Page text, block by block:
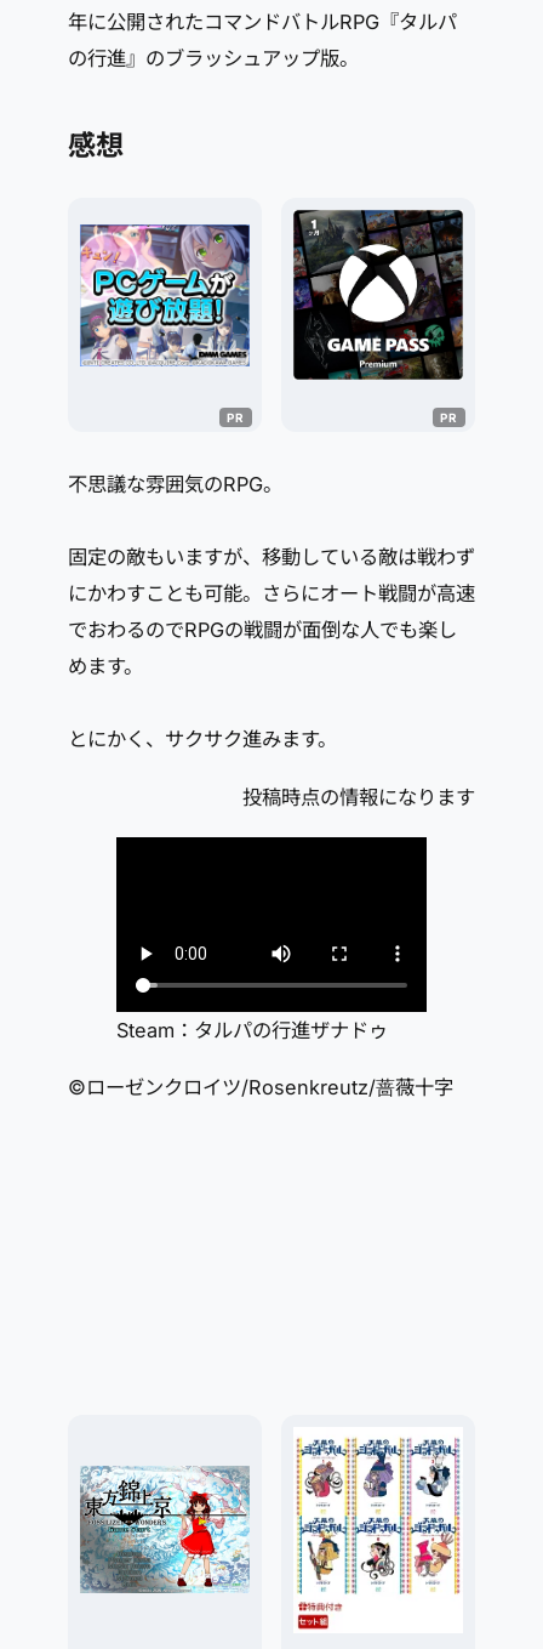
年に公開されたコマンドバトルRPG『タルパ
の行進』のブラッシュアップ版。
感想
不思議な雰囲気のRPG。
固定の敵もいますが、移動している敵は戦わず
にかわすことも可能。さらにオート戦闘が高速
でおわるのでRPGの戦闘が面倒な人でも楽し
めます。
とにかく、サクサク進みます。
投稿時点の情報になります
Steam：タルパの行進ザナドゥ
©ローゼンクロイツ/Rosenkreutz/蔷薇十字